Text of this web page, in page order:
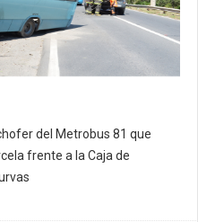
del Metrobus 81 que
frente a la Caja de